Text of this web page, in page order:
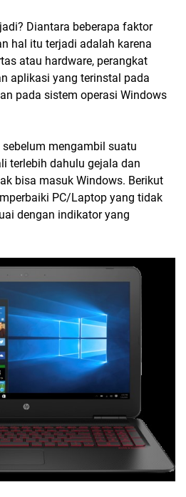
Diantara beberapa faktor
hal itu terjadi adalah karena
atau hardware, perangkat
aplikasi yang terinstal pada
pada sistem operasi Windows
mengambil suatu
terlebih dahulu gejala dan
bisa masuk Windows. Berikut
PC/Laptop yang tidak
dengan indikator yang